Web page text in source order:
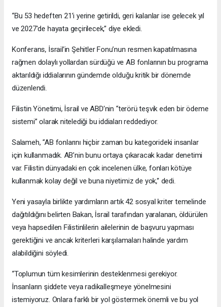
“Bu 53 hedeften 21’i yerine getirildi, geri kalanlar ise gelecek yıl
ve 2027'de hayata geçirilecek,” diye ekledi.
Konferans, İsrail’in Şehitler Fonu’nun resmen kapatılmasına
rağmen dolaylı yollardan sürdüğü ve AB fonlarının bu programa
aktarıldığı iddialarının gündemde olduğu kritik bir dönemde
düzenlendi.
Filistin Yönetimi, İsrail ve ABD’nin “terörü teşvik eden bir ödeme
sistemi” olarak nitelediği bu iddiaları reddediyor.
Salameh, “AB fonlarını hiçbir zaman bu kategorideki insanlar
için kullanmadık. AB’nin bunu ortaya çıkaracak kadar denetimi
var. Filistin dünyadaki en çok incelenen ülke, fonları kötüye
kullanmak kolay değil ve buna niyetimiz de yok,” dedi.
Yeni yasayla birlikte yardımların artık 42 sosyal kriter temelinde
dağıtıldığını belirten Bakan, İsrail tarafından yaralanan, öldürülen
veya hapsedilen Filistinlilerin ailelerinin de başvuru yapması
gerektiğini ve ancak kriterleri karşılamaları halinde yardım
alabildiğini söyledi.
“Toplumun tüm kesimlerinin desteklenmesi gerekiyor.
İnsanların şiddete veya radikalleşmeye yönelmesini
istemiyoruz. Onlara farklı bir yol göstermek önemli ve bu yol